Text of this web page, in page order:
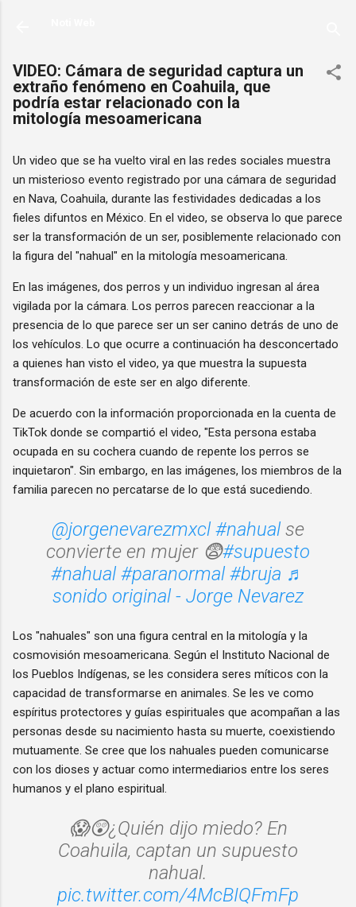
VIDEO: Cámara de seguridad captura un
extraño fenómeno en Coahuila, que
podría estar relacionado con la
mitología mesoamericana
Un video que se ha vuelto viral en las redes sociales muestra
un misterioso evento registrado por una cámara de seguridad
en Nava, Coahuila, durante las festividades dedicadas a los
fieles difuntos en México. En el video, se observa lo que parece
ser la transformación de un ser, posiblemente relacionado con
la figura del "nahual" en la mitología mesoamericana.
En las imágenes, dos perros y un individuo ingresan al área
vigilada por la cámara. Los perros parecen reaccionar a la
presencia de lo que parece ser un ser canino detrás de uno de
los vehículos. Lo que ocurre a continuación ha desconcertado
a quienes han visto el video, ya que muestra la supuesta
transformación de este ser en algo diferente.
De acuerdo con la información proporcionada en la cuenta de
TikTok donde se compartió el video, "Esta persona estaba
ocupada en su cochera cuando de repente los perros se
inquietaron". Sin embargo, en las imágenes, los miembros de la
familia parecen no percatarse de lo que está sucediendo.
@jorgenevarezmxcl #nahualse
convierte en mujer 😨#supuesto
#nahual #paranormal #bruja ♬
sonido original - Jorge Nevarez
Los "nahuales" son una figura central en la mitología y la
cosmovisión mesoamericana. Según el Instituto Nacional de
los Pueblos Indígenas, se les considera seres míticos con la
capacidad de transformarse en animales. Se les ve como
espíritus protectores y guías espirituales que acompañan a las
personas desde su nacimiento hasta su muerte, coexistiendo
mutuamente. Se cree que los nahuales pueden comunicarse
con los dioses y actuar como intermediarios entre los seres
humanos y el plano espiritual.
😱😲¿Quién dijo miedo? En
Coahuila, captan un supuesto
nahual.
pic.twitter.com/4McBIQFmFp